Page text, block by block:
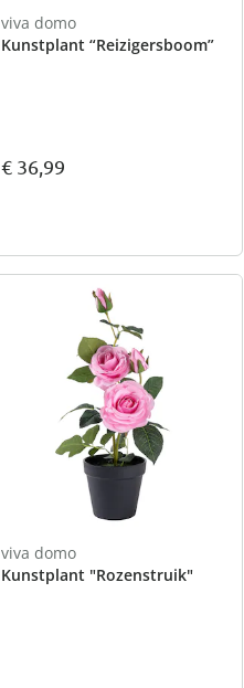
viva domo
Kunstplant “Reizigersboom”
€ 36,99
viva domo
Kunstplant "Rozenstruik"